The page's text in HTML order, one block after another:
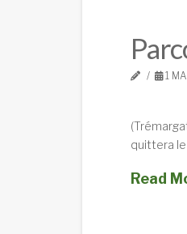
1
Cette
quittera le
Read